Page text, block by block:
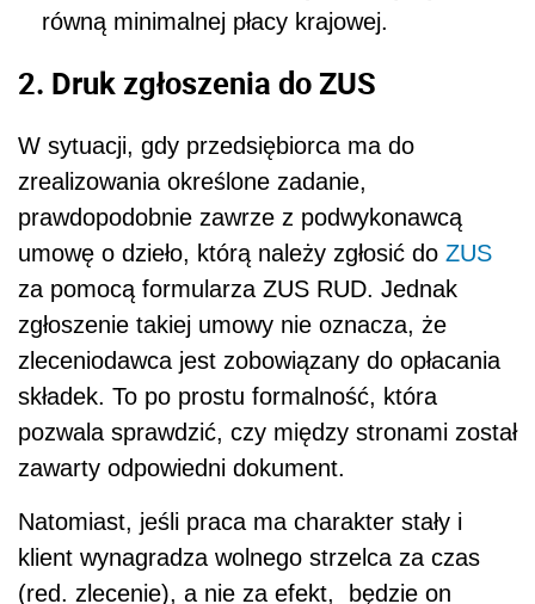
równą minimalnej płacy krajowej.
2. Druk zgłoszenia do ZUS
W sytuacji, gdy przedsiębiorca ma do
zrealizowania określone zadanie,
prawdopodobnie zawrze z podwykonawcą
umowę o dzieło, którą należy zgłosić do ZUS
za pomocą formularza ZUS RUD. Jednak
zgłoszenie takiej umowy nie oznacza, że
zleceniodawca jest zobowiązany do opłacania
składek. To po prostu formalność, która
pozwala sprawdzić, czy między stronami został
zawarty odpowiedni dokument.
Natomiast, jeśli praca ma charakter stały i
klient wynagradza wolnego strzelca za czas
(red. zlecenie), a nie za efekt, będzie on